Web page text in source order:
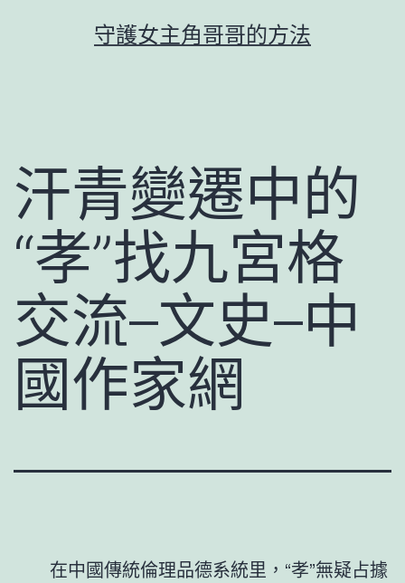
守護女主角哥哥的方法
汗青變遷中的
“孝”找九宮格
交流–文史–中
國作家網
在中國傳統倫理品德系統里，“孝”無疑占據